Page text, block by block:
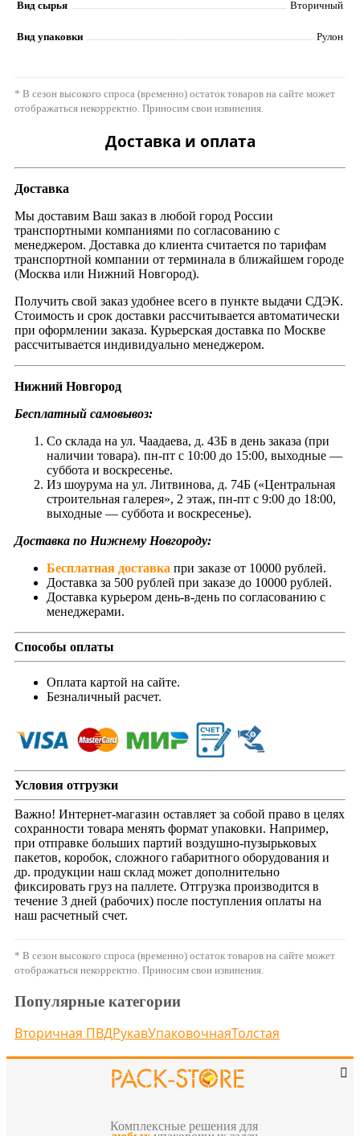
Вид сырья Вторичный
Вид упаковки Рулон
* В сезон высокого спроса (временно) остаток товаров на сайте может
отображаться некорректно. Приносим свои извинения.
Доставка и оплата
Доставка
Мы доставим Ваш заказ в любой город России
транспортными компаниями по согласованию с
менеджером. Доставка до клиента считается по тарифам
транспортной компании от терминала в ближайшем городе
(Москва или Нижний Новгород).
Получить свой заказ удобнее всего в пункте выдачи СДЭК.
Стоимость и срок доставки рассчитывается автоматически
при оформлении заказа. Курьерская доставка по Москве
рассчитывается индивидуально менеджером.
Нижний Новгород
Бесплатный самовывоз:
Со склада на ул. Чаадаева, д. 43Б в день заказа (при
наличии товара). пн-пт с 10:00 до 15:00, выходные —
суббота и воскресенье.
Из шоурума на ул. Литвинова, д. 74Б («Центральная
строительная галерея», 2 этаж, пн-пт с 9:00 до 18:00,
выходные — суббота и воскресенье).
Доставка по Нижнему Новгороду:
Бесплатная доставка при заказе от 10000 рублей.
Доставка за 500 рублей при заказе до 10000 рублей.
Доставка курьером день-в-день по согласованию с
менеджерами.
Способы оплаты
Оплата картой на сайте.
Безналичный расчет.
Условия отгрузки
Важно! Интернет-магазин оставляет за собой право в целях
сохранности товара менять формат упаковки. Например,
при отправке больших партий воздушно-пузырьковых
пакетов, коробок, сложного габаритного оборудования и
др. продукции наш склад может дополнительно
фиксировать груз на паллете. Отгрузка производится в
течение 3 дней (рабочих) после поступления оплаты на
наш расчетный счет.
* В сезон высокого спроса (временно) остаток товаров на сайте может
отображаться некорректно. Приносим свои извинения.
Популярные категории
Вторичная ПВДРукавУпаковочнаяТолстая
Комплексные решения для